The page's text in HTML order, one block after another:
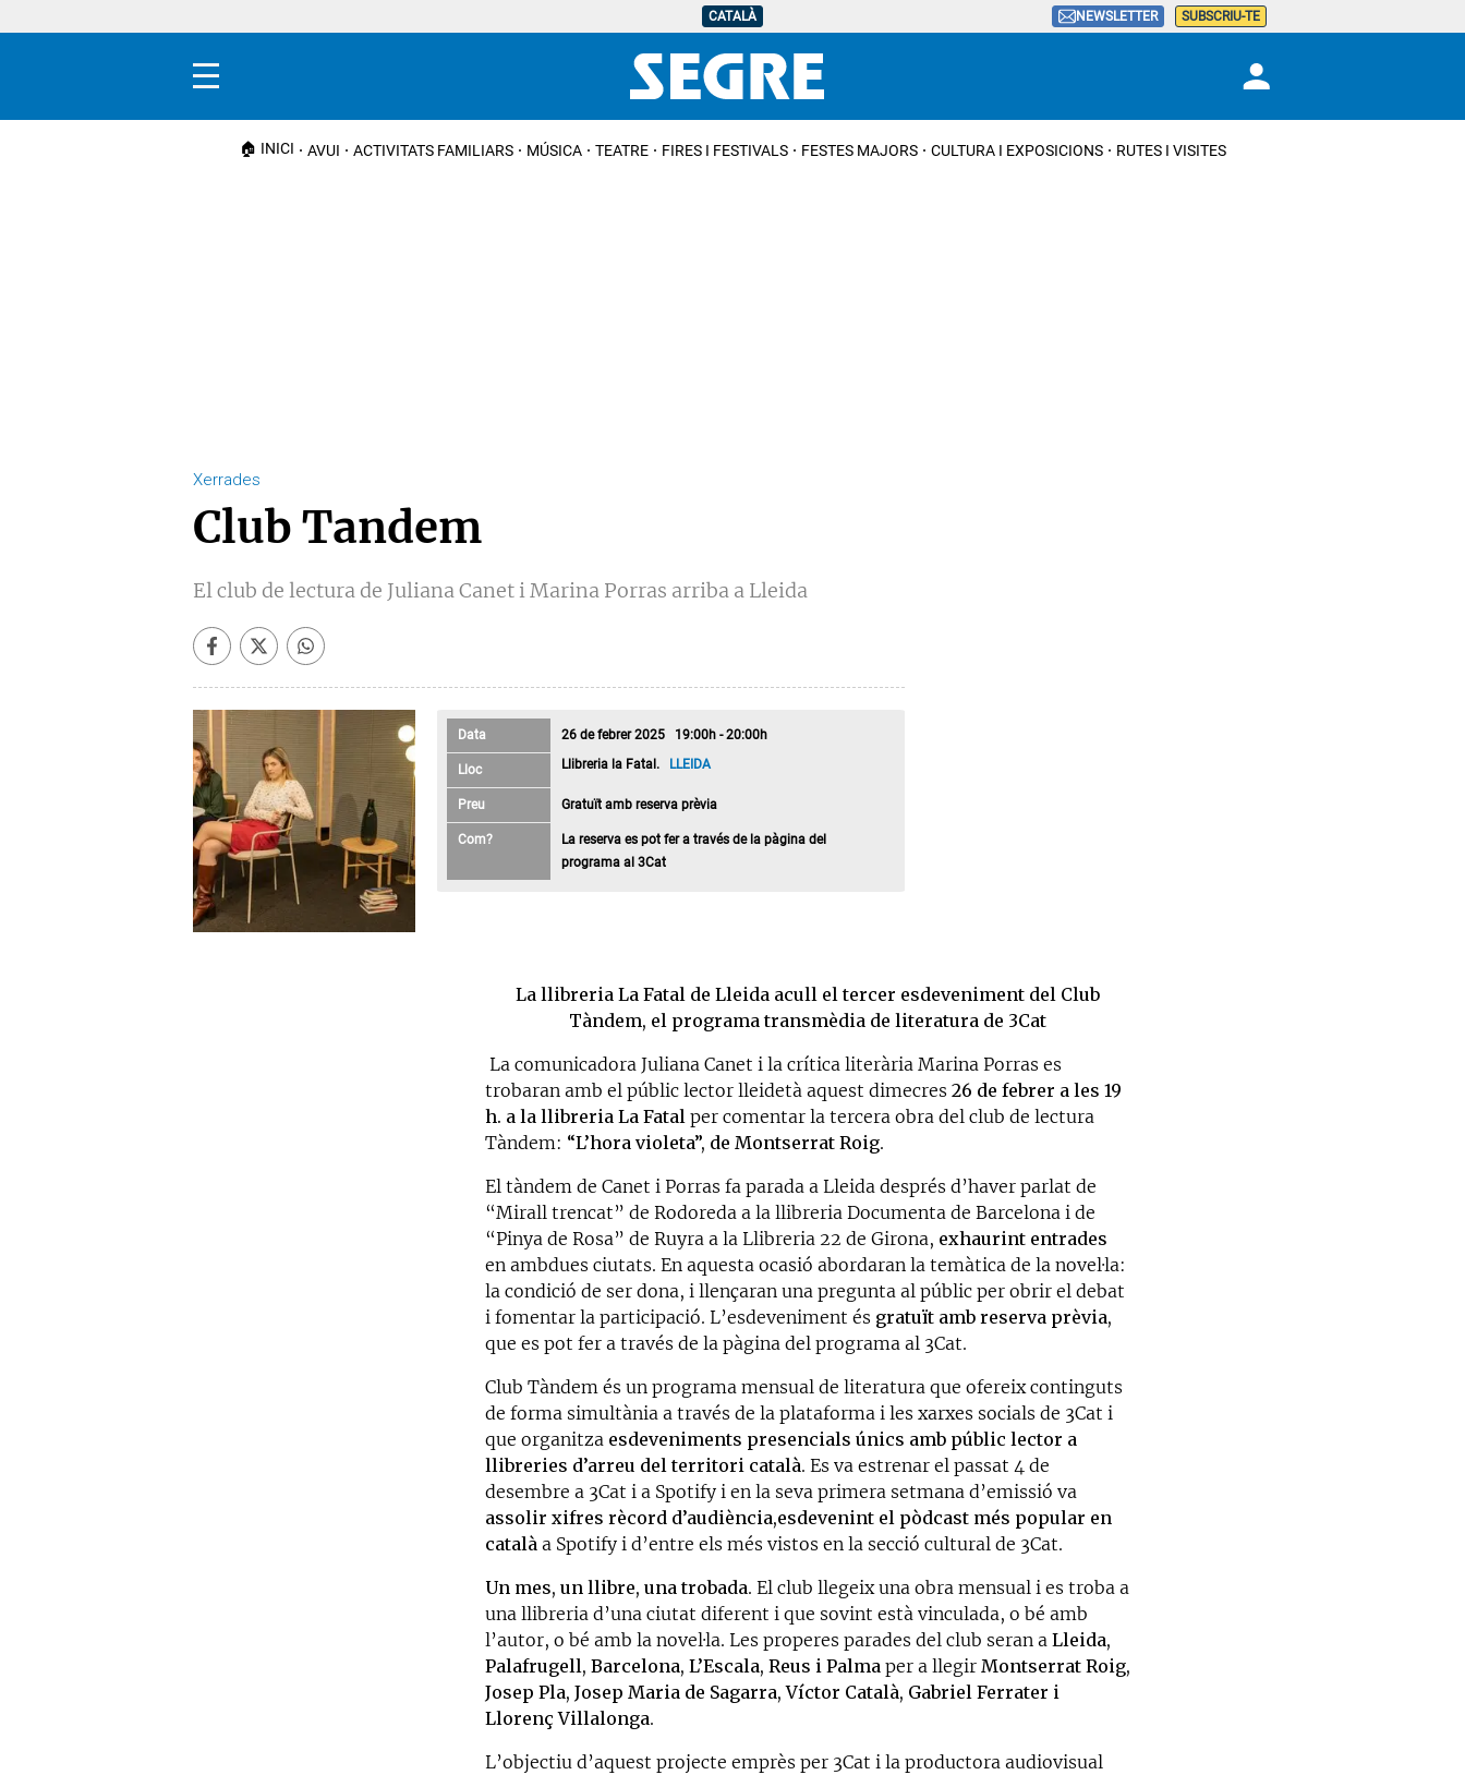
CATALÀ NEWSLETTER SUBSCRIU-TE
Menú
🏠 INICI AVUI ACTIVITATS FAMILIARS MÚSICA TEATRE FIRES I FESTIVALS FESTES MAJORS CULTURA I EXPOSICIONS RUTES I VISITES
Xerrades
Club Tandem
El club de lectura de Juliana Canet i Marina Porras arriba a Lleida
Data 26 de febrer 2025 19:00h - 20:00h
Lloc Llibreria la Fatal. LLEIDA
Preu Gratuït amb reserva prèvia
Com?
La reserva es pot fer a través de la pàgina del
programa al 3Cat
La llibreria La Fatal de Lleida acull el tercer esdeveniment del Club
Tàndem, el programa transmèdia de literatura de 3Cat
La comunicadora Juliana Canet i la crítica literària Marina Porras es
trobaran amb el públic lector lleidetà aquest dimecres26 de febrer a les 19
h. a la llibreria La Fatalper comentar la tercera obra del club de lectura
Tàndem: “L’hora violeta”, de Montserrat Roig.
El tàndem de Canet i Porras fa parada a Lleida després d’haver parlat de
“Mirall trencat” de Rodoreda a la llibreria Documenta de Barcelona i de
“Pinya de Rosa” de Ruyra a la Llibreria 22 de Girona, exhaurint entrades
en ambdues ciutats. En aquesta ocasió abordaran la temàtica de la novel·la:
la condició de ser dona, i llençaran una pregunta al públic per obrir el debat
i fomentar la participació. L’esdeveniment és gratuït amb reserva prèvia,
que es pot fer a través de la pàgina del programa al 3Cat.
Club Tàndem és un programa mensual de literatura que ofereix continguts
de forma simultània a través de la plataforma i les xarxes socials de 3Cat i
que organitza esdeveniments presencials únics amb públic lector a
llibreries d’arreu del territori català. Es va estrenar el passat 4 de
desembre a 3Cat i a Spotify i en la seva primera setmana d’emissió va
assolir xifres rècord d’audiència,esdevenint el pòdcast més popular en
català a Spotify i d’entre els més vistos en la secció cultural de 3Cat.
Un mes, un llibre, una trobada. El club llegeix una obra mensual i es troba a
una llibreria d’una ciutat diferent i que sovint està vinculada, o bé amb
l’autor, o bé amb la novel·la. Les properes parades del club seran aLleida,
Palafrugell, Barcelona, L’Escala, Reus i Palma per a llegir Montserrat Roig,
Josep Pla, Josep Maria de Sagarra, Víctor Català, Gabriel Ferrater i
Llorenç Villalonga.
L’objectiu d’aquest projecte emprès per 3Cat i la productora audiovisual